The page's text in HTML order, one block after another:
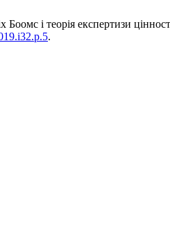
і теорія експертизи
.